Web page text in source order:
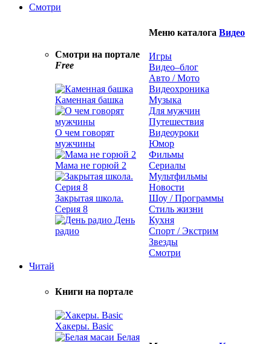
Смотри
Смотри на портале
Free
Каменная башка
О чем говорят
мужчины
Мама не горюй 2
Закрытая школа.
Серия 8
День
радио
Меню каталога Видео
Игры
Видео–блог
Авто / Мото
Видеохроника
Музыка
Для мужчин
Путешествия
Видеоуроки
Юмор
Фильмы
Сериалы
Мультфильмы
Новости
Шоу / Программы
Стиль жизни
Кухня
Спорт / Экстрим
Звезды
Смотри
Читай
Книги на портале
Хакеры. Basic
Белая